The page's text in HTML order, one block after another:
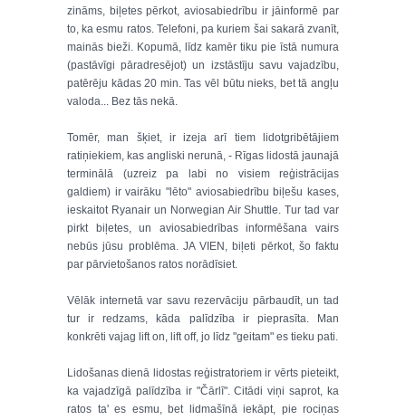
zināms, biļetes pērkot, aviosabiedrību ir jāinformē par
to, ka esmu ratos. Telefoni, pa kuriem šai sakarā zvanīt,
mainās bieži. Kopumā, līdz kamēr tiku pie īstā numura
(pastāvīgi pāradresējot) un izstāstīju savu vajadzību,
patērēju kādas 20 min. Tas vēl būtu nieks, bet tā angļu
valoda... Bez tās nekā.
Tomēr, man šķiet, ir izeja arī tiem lidotgribētājiem
ratiņiekiem, kas angliski nerunā, - Rīgas lidostā jaunajā
terminālā (uzreiz pa labi no visiem reģistrācijas
galdiem) ir vairāku "lēto" aviosabiedrību biļešu kases,
ieskaitot Ryanair un Norwegian Air Shuttle. Tur tad var
pirkt biļetes, un aviosabiedrības informēšana vairs
nebūs jūsu problēma. JA VIEN, biļeti pērkot, šo faktu
par pārvietošanos ratos norādīsiet.
Vēlāk internetā var savu rezervāciju pārbaudīt, un tad
tur ir redzams, kāda palīdzība ir pieprasīta. Man
konkrēti vajag lift on, lift off, jo līdz "geitam" es tieku pati.
Lidošanas dienā lidostas reģistratoriem ir vērts pieteikt,
ka vajadzīgā palīdzība ir "Čārlī". Citādi viņi saprot, ka
ratos ta' es esmu, bet lidmašīnā iekāpt, pie rociņas